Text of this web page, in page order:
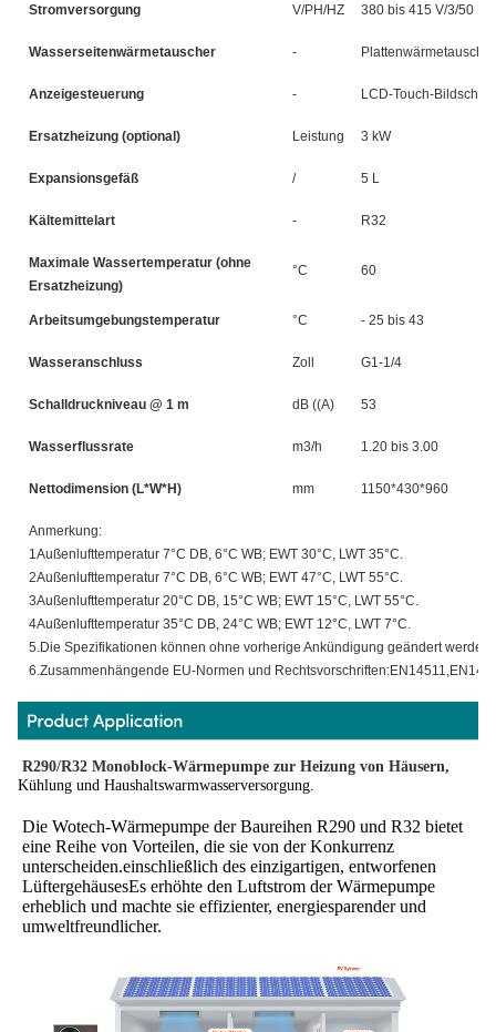
Stromversorgung V/PH/HZ 380 bis 415 V/3/50
Wasserseitenwärmetauscher - Plattenwärmetauscher
Anzeigesteuerung - LCD-Touch-Bildschirm
Ersatzheizung (optional) Leistung 3 kW
Expansionsgefäß / 5 L
Kältemittelart - R32
Maximale Wassertemperatur (ohne
Ersatzheizung)
°C 60
Arbeitsumgebungstemperatur °C - 25 bis 43
Wasseranschluss Zoll G1-1/4
Schalldruckniveau @ 1 m dB ((A) 53
Wasserflussrate m3/h 1.20 bis 3.00
Nettodimension (L*W*H) mm 1150*430*960
Anmerkung:
1Außenlufttemperatur 7°C DB, 6°C WB; EWT 30°C, LWT 35°C.
2Außenlufttemperatur 7°C DB, 6°C WB; EWT 47°C, LWT 55°C.
3Außenlufttemperatur 20°C DB, 15°C WB; EWT 15°C, LWT 55°C.
4Außenlufttemperatur 35°C DB, 24°C WB; EWT 12°C, LWT 7°C.
5.Die Spezifikationen können ohne vorherige Ankündigung geändert werden.
6.Zusammenhängende EU-Normen und
R290/R32 Monoblock-Wärmepumpe zur Heizung von Häusern,
Kühlung und Haushaltswarmwasserversorgung.
Die Wotech-Wärmepumpe der Baureihen R290 und R32 bietet
eine Reihe von Vorteilen, die sie von der Konkurrenz
unterscheiden.einschließlich des einzigartigen, entworfenen
LüftergehäusesEs erhöhte den Luftstrom der Wärmepumpe
erheblich und machte sie effizienter, energiesparender und
umweltfreundlicher.